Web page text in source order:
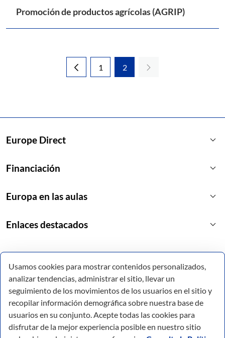
Promoción de productos agrícolas (AGRIP)
Página
1
Página
2
Europe Direct keyboard_arrow_down
Financiación keyboard_arrow_down
Europa en las aulas keyboard_arrow_down
Enlaces destacados keyboard_arrow_down
Usamos cookies para mostrar contenidos personalizados,
analizar tendencias, administrar el sitio, llevar un
seguimiento de los movimientos de los usuarios en el sitio y
recopilar información demográfica sobre nuestra base de
usuarios en su conjunto. Acepte todas las cookies para
disfrutar de la mejor experiencia posible en nuestro sitio